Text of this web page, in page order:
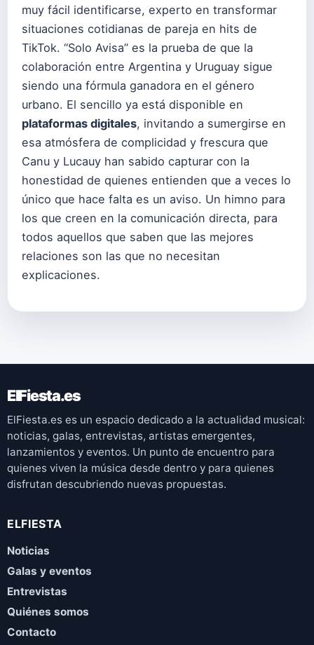
muy fácil identificarse, experto en transformar
situaciones cotidianas de pareja en hits de
TikTok. “Solo Avisa” es la prueba de que la
colaboración entre Argentina y Uruguay sigue
siendo una fórmula ganadora en el género
urbano. El sencillo ya está disponible en
plataformas digitales, invitando a sumergirse en
esa atmósfera de complicidad y frescura que
Canu y Lucauy han sabido capturar con la
honestidad de quienes entienden que a veces lo
único que hace falta es un aviso. Un himno para
los que creen en la comunicación directa, para
todos aquellos que saben que las mejores
relaciones son las que no necesitan
explicaciones.
ElFiesta.es
ElFiesta.es es un espacio dedicado a la actualidad musical:
noticias, galas, entrevistas, artistas emergentes,
lanzamientos y eventos. Un punto de encuentro para
quienes viven la música desde dentro y para quienes
disfrutan descubriendo nuevas propuestas.
ELFIESTA
Noticias
Galas y eventos
Entrevistas
Quiénes somos
Contacto